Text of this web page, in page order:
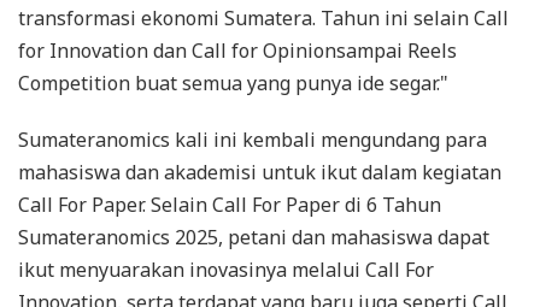
transformasi ekonomi Sumatera. Tahun ini selain Call
for Innovation dan Call for Opinionsampai Reels
Competition buat semua yang punya ide segar."
Sumateranomics kali ini kembali mengundang para
mahasiswa dan akademisi untuk ikut dalam kegiatan
Call For Paper. Selain Call For Paper di 6 Tahun
Sumateranomics 2025, petani dan mahasiswa dapat
ikut menyuarakan inovasinya melalui Call For